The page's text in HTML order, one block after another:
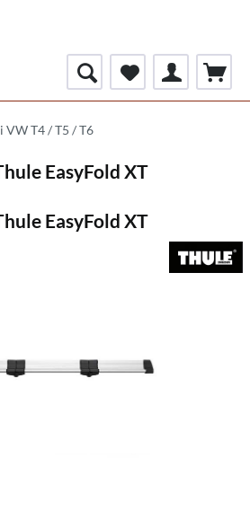
VW T4 / T5 / T6
EasyFold XT
EasyFold XT